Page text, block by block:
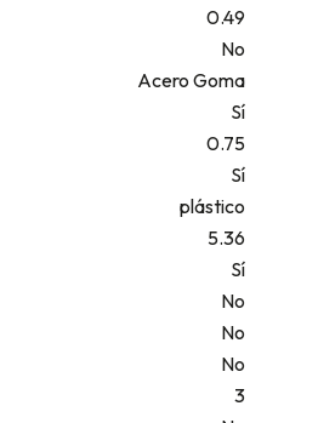
0.49
No
Acero Goma
Sí
0.75
Sí
plástico
5.36
Sí
No
No
No
3